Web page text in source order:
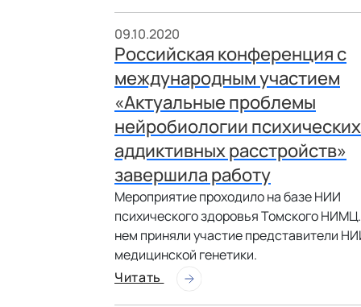
09.10.2020
Российская конференция с
международным участием
«Актуальные проблемы
нейробиологии
аддиктивных расстройств»
завершила работу
Мероприятие проходило на базе НИИ
психического здоровья Томского
нем приняли участие представители
медицинской генетики.
Читать